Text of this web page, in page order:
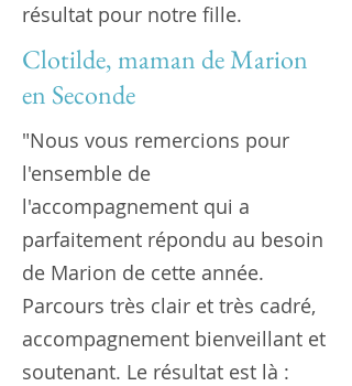
résultat pour notre fille.
Clotilde, maman de Marion
en Seconde
"Nous vous remercions pour
l'ensemble de
l'accompagnement qui a
parfaitement répondu au besoin
de Marion de cette année.
Parcours très clair et très cadré,
accompagnement bienveillant et
soutenant. Le résultat est là :